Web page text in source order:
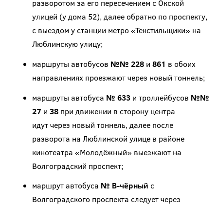
разворотом за его пересечением с Окской
улицей (у дома 52), далее обратно по проспекту,
с выездом у станции метро «Текстильщики» на
Люблинскую улицу;
маршруты автобусов №№ 228и 861 в обоих
направлениях проезжают через новый тоннель;
маршруты автобуса № 633и троллейбусов №№
27 и 38при движении в сторону центра
идут через новый тоннель, далее после
разворота на Люблинской улице в районе
кинотеатра «Молодёжный» выезжают на
Волгоградский проспект;
маршрут автобуса № В-чёрный с
Волгоградского проспекта следует через